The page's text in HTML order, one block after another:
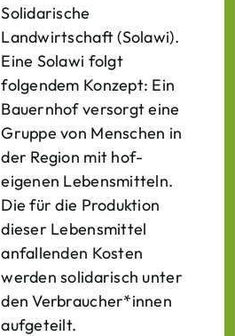
Solidarische
Landwirtschaft (Solawi).
Eine Solawi folgt
folgendem Konzept: Ein
Bauern­hof versorgt eine
Gruppe von Menschen in
der Region mit hof­
eigenen Lebens­mitteln.
Die für die Produktion
dieser Lebens­mittel
anfallenden Kosten
werden solidarisch unter
den Verbraucher*­innen
aufgeteilt.